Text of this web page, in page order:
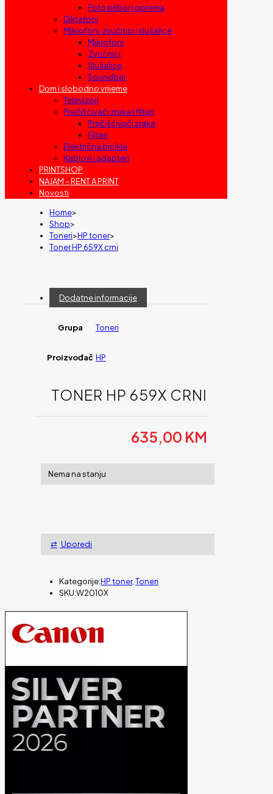
Foto pribor i oprema
Diktafoni
Mikrofoni, zvučnici i slušalice
Mikrofoni
Zvučnici
Slušalice
Soundbar
Dom i slobodno vrijeme
Televizori
Prečišćivači zraka i filteri
Prečišćivači zraka
Filteri
Električna bicikla
Kablovi i adapteri
PRINTSHOP
NAJAM – RENT A PRINT
Novosti
Home>
Shop>
Toneri>HP toner>
Toner HP 659X crni
Dodatne informacije
Grupa Toneri
Proizvođač HP
TONER HP 659X CRNI
635,00 KM
Nema na stanju
Uporedi
Kategorije:HP toner,Toneri
SKU:W2010X